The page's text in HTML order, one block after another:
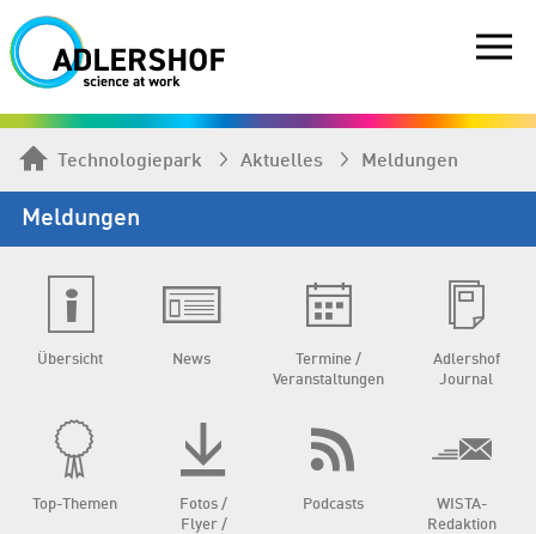
Technologiepark Aktuelles Meldungen
Meldungen
Übersicht News
Termine /
Veranstaltungen
Adlershof
Journal
Top-Themen
Fotos /
Flyer /
Podcasts
WISTA-
Redaktion